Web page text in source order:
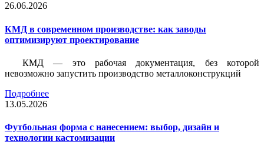
26.06.2026
КМД в современном производстве: как заводы
оптимизируют проектирование
КМД — это рабочая документация, без которой
невозможно запустить производство металлоконструкций
Подробнее
13.05.2026
Футбольная форма с нанесением: выбор, дизайн и
технологии кастомизации